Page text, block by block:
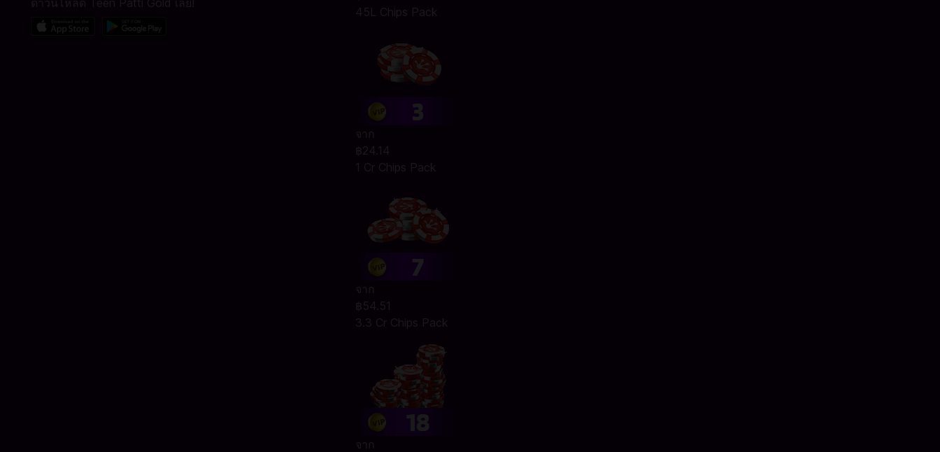
ดาวน์โหลด Teen Patti Gold เลย!
45L Chips Pack
จาก
฿24.14
1 Cr Chips Pack
จาก
฿54.51
3.3 Cr Chips Pack
จาก